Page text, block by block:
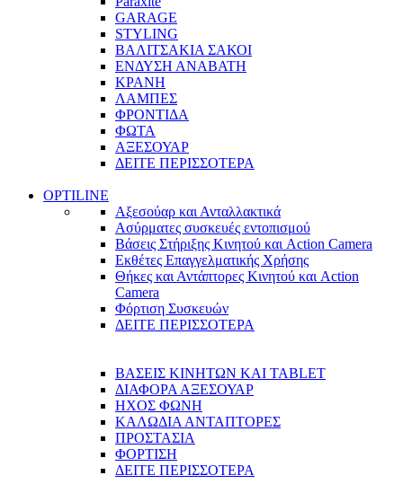
GARAGE
STYLING
ΒΑΛΙΤΣΑΚΙΑ ΣΑΚΟΙ
ΕΝΔΥΣΗ ΑΝΑΒΑΤΗ
ΚΡΑΝΗ
ΛΑΜΠΕΣ
ΦΡΟΝΤΙΔΑ
ΦΩΤΑ
ΑΞΕΣΟΥΑΡ
ΔΕΙΤΕ ΠΕΡΙΣΣΟΤΕΡΑ
OPTILINE
Αξεσούαρ και Ανταλλακτικά
Ασύρματες συσκευές εντοπισμού
Βάσεις Στήριξης Κινητού και Action Camera
Εκθέτες Επαγγελματικής Χρήσης
Θήκες και Αντάπτορες Κινητού και Action
Camera
Φόρτιση Συσκευών
ΔΕΙΤΕ ΠΕΡΙΣΣΟΤΕΡΑ
ΒΑΣΕΙΣ ΚΙΝΗΤΩΝ ΚΑΙ TABLET
ΔΙΑΦΟΡΑ ΑΞΕΣΟΥΑΡ
ΗΧΟΣ ΦΩΝΗ
ΚΑΛΩΔΙΑ ΑΝΤΑΠΤΟΡΕΣ
ΠΡΟΣΤΑΣΙΑ
ΦΟΡΤΙΣΗ
ΔΕΙΤΕ ΠΕΡΙΣΣΟΤΕΡΑ